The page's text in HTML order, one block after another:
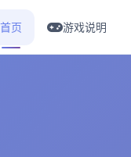
首页 游戏说明